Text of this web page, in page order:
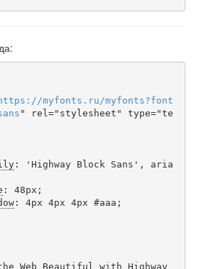
://myfonts . ru/myfonts?font
" rel="stylesheet" type="te
: 'Highway Block Sans', aria
: 48px;
: 4px 4px 4px #aaa;